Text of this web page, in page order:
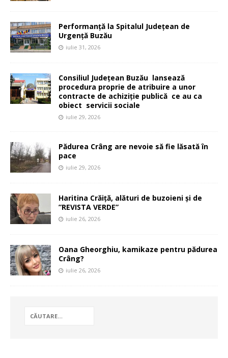
Performanță la Spitalul Județean de
Urgență Buzău
iulie 31, 2026
Consiliul Județean Buzău lansează
procedura proprie de atribuire a unor
contracte de achiziție publică ce au ca
obiect servicii sociale
iulie 29, 2026
Pădurea Crâng are nevoie să fie lăsată în
pace
iulie 29, 2026
Haritina Crăiță, alături de buzoieni și de
”REVISTA VERDE”
iulie 26, 2026
Oana Gheorghiu, kamikaze pentru pădurea
Crâng?
iulie 26, 2026